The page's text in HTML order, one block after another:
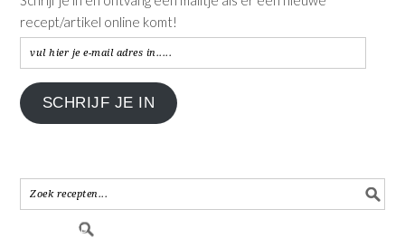
recept/artikel online komt!
vul
hier
je
e-
in.....
SCHRIJF JE IN